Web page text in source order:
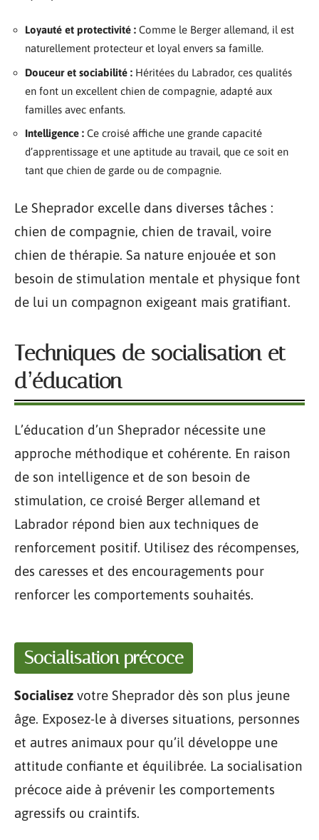
Loyauté et protectivité : Comme le Berger allemand, il est
naturellement protecteur et loyal envers sa famille.
Douceur et sociabilité : Héritées du Labrador, ces qualités
en font un excellent chien de compagnie, adapté aux
familles avec enfants.
Intelligence : Ce croisé affiche une grande capacité
d’apprentissage et une aptitude au travail, que ce soit en
tant que chien de garde ou de compagnie.
Le Sheprador excelle dans diverses tâches :
chien de compagnie, chien de travail, voire
chien de thérapie. Sa nature enjouée et son
besoin de stimulation mentale et physique font
de lui un compagnon exigeant mais gratifiant.
Techniques de socialisation et
d’éducation
L’éducation d’un Sheprador nécessite une
approche méthodique et cohérente. En raison
de son intelligence et de son besoin de
stimulation, ce croisé Berger allemand et
Labrador répond bien aux techniques de
renforcement positif. Utilisez des récompenses,
des caresses et des encouragements pour
renforcer les comportements souhaités.
Socialisation précoce
Socialisez votre Sheprador dès son plus jeune
âge. Exposez-le à diverses situations, personnes
et autres animaux pour qu’il développe une
attitude confiante et équilibrée. La socialisation
précoce aide à prévenir les comportements
agressifs ou craintifs.